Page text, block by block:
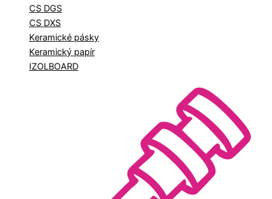
CS DGS
CS DXS
Keramické pásky
Keramický papír
IZOLBOARD